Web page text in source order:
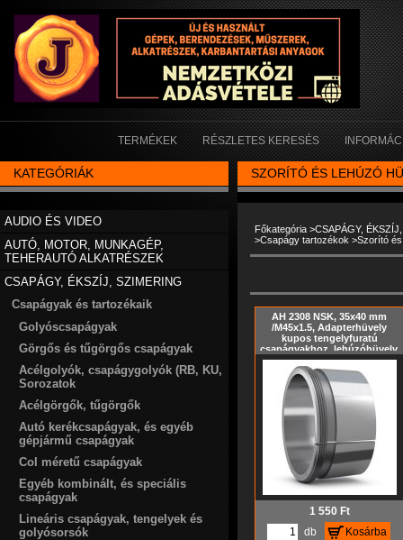
TERMÉKEK RÉSZLETES KERESÉS
KATEGÓRIÁK
AUDIO ÉS VIDEO
AUTÓ, MOTOR, MUNKAGÉP,
TEHERAUTÓ ALKATRÉSZEK
CSAPÁGY, ÉKSZÍJ, SZIMERING
Csapágyak és tartozékaik
Golyóscsapágyak
Görgős és tűgörgős csapágyak
Acélgolyók, csapágygolyók (RB, KU,
Sorozatok
Acélgörgők, tűgörgők
Autó kerékcsapágyak, és egyéb
gépjármű csapágyak
Col méretű csapágyak
Egyéb kombinált, és speciális
csapágyak
Lineáris csapágyak, tengelyek és
golyósorsók
SZORÍTÓ ÉS LEHÚZÓ
Főkategória >CSAPÁGY,
>Csapágy tartozékok >Szorító
AH 2308 NSK, 35x40 mm
/M45x1.5, Adapterhüvely
kupos tengelyfuratú
csapágyakhoz, lehúzóhüvely,
hasított kúpos hüvely, KM
hornyos anya és MB biztosító
alátét nélkül, metrikus méret,
Kúp= 1:12
1 550Ft
db
Kosárba